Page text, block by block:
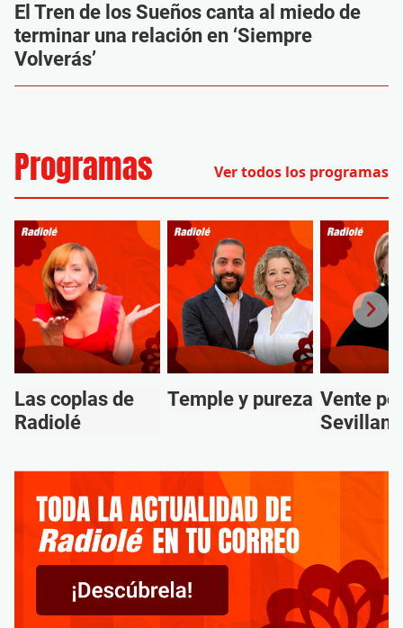
El Tren de los Sueños canta al miedo de
terminar una relación en ‘Siempre
Volverás’
Programas Ver todos los programas
Las coplas de
Radiolé
Temple y pureza Vente